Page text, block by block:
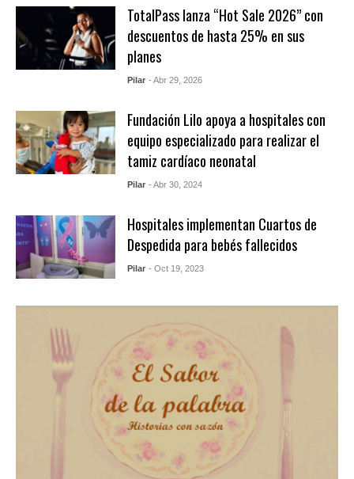
TotalPass lanza “Hot Sale 2026” con
descuentos de hasta 25% en sus
planes
Pilar - Abr 29, 2026
Fundación Lilo apoya a hospitales con
equipo especializado para realizar el
tamiz cardíaco neonatal
Pilar - Abr 30, 2024
Hospitales implementan Cuartos de
Despedida para bebés fallecidos
Pilar - Oct 19, 2023